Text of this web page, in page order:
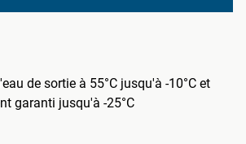
de sortie à 55°C jusqu'à -10°C et
garanti jusqu'à -25°C